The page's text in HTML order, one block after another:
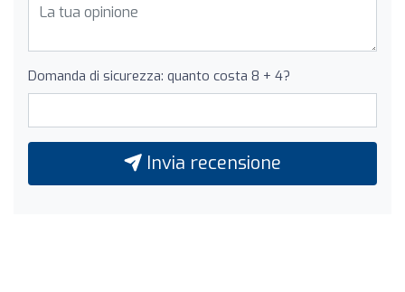
Domanda di sicurezza: quanto costa 8 + 4?
Invia recensione